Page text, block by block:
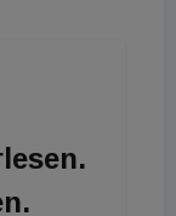
Kunden
rüstet
Monat auf